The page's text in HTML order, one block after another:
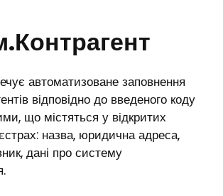
автоматизоване заповнення
відповідно до введеного коду
що містяться у відкритих
назва, юридична адреса,
дані про систему